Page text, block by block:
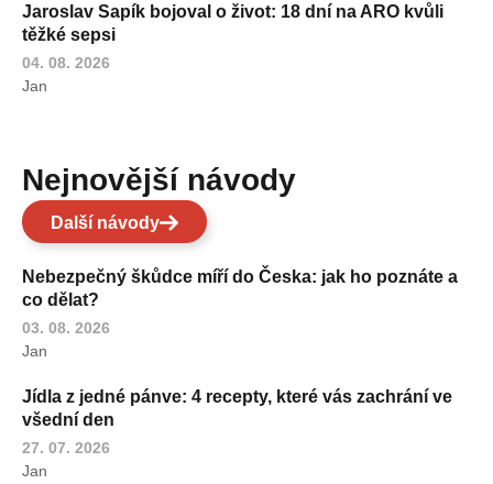
Jaroslav Sapík bojoval o život: 18 dní na ARO kvůli
těžké sepsi
04. 08. 2026
Jan
Nejnovější návody
Další návody
Nebezpečný škůdce míří do Česka: jak ho poznáte a
co dělat?
03. 08. 2026
Jan
Jídla z jedné pánve: 4 recepty, které vás zachrání ve
všední den
27. 07. 2026
Jan